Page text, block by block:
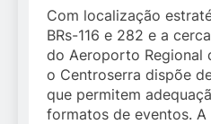
Com localização
BRs-116 e 282 e a
do Aeroporto Regional
o Centroserra dispõe
que permitem
formatos de eventos.